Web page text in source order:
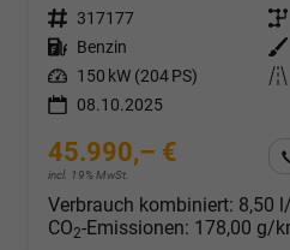
Fahrzeugnr. 317177 Getriebe
Kraftstoff Benzin Außenfarbe
Leistung 150 kW (204 PS) Kilometerstand
08.10.2025
45.990,– €
incl. 19% MwSt.
Verbrauch kombiniert: 8,50
CO2-Emissionen: 178,00 g/